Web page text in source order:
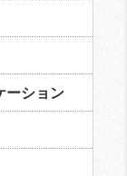
ーション